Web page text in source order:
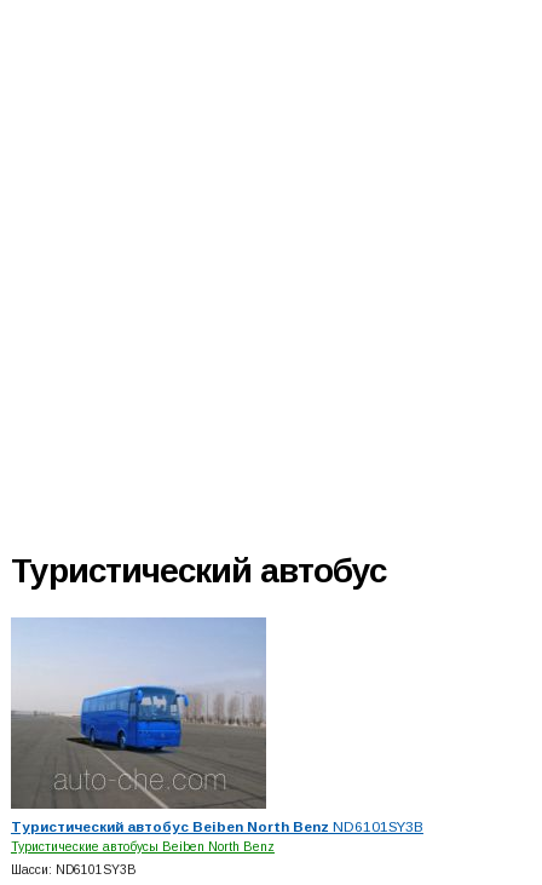
Туристический автобус
Туристический автобус Beiben North Benz ND6101SY3B
Туристические автобусы Beiben North Benz
Шасси: ND6101SY3B